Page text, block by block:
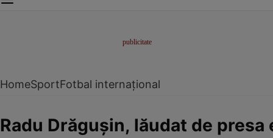
HomeSportFotbal internațional
Radu Drăgușin, lăudat de